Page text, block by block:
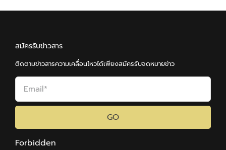
สมัครรับข่าวสาร
ติดตามข่าวสารความเคลื่อนไหวได้เพียงสมัครรับจดหมายข่าว
GO
Forbidden